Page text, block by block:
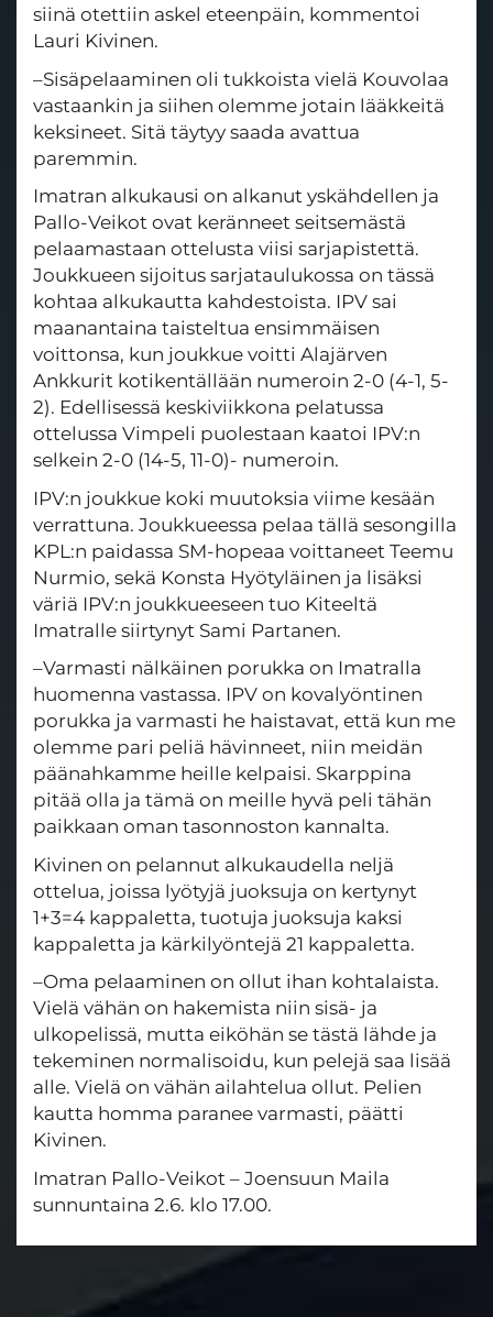
siinä otettiin askel eteenpäin, kommentoi
Lauri Kivinen.
–Sisäpelaaminen oli tukkoista vielä Kouvolaa
vastaankin ja siihen olemme jotain lääkkeitä
keksineet. Sitä täytyy saada avattua
paremmin.
Imatran alkukausi on alkanut yskähdellen ja
Pallo-Veikot ovat keränneet seitsemästä
pelaamastaan ottelusta viisi sarjapistettä.
Joukkueen sijoitus sarjataulukossa on tässä
kohtaa alkukautta kahdestoista. IPV sai
maanantaina taisteltua ensimmäisen
voittonsa, kun joukkue voitti Alajärven
Ankkurit kotikentällään numeroin 2-0 (4-1, 5-
2). Edellisessä keskiviikkona pelatussa
ottelussa Vimpeli puolestaan kaatoi IPV:n
selkein 2-0 (14-5, 11-0)- numeroin.
IPV:n joukkue koki muutoksia viime kesään
verrattuna. Joukkueessa pelaa tällä sesongilla
KPL:n paidassa SM-hopeaa voittaneet Teemu
Nurmio, sekä Konsta Hyötyläinen ja lisäksi
väriä IPV:n joukkueeseen tuo Kiteeltä
Imatralle siirtynyt Sami Partanen.
–Varmasti nälkäinen porukka on Imatralla
huomenna vastassa. IPV on kovalyöntinen
porukka ja varmasti he haistavat, että kun me
olemme pari peliä hävinneet, niin meidän
päänahkamme heille kelpaisi. Skarppina
pitää olla ja tämä on meille hyvä peli tähän
paikkaan oman tasonnoston kannalta.
Kivinen on pelannut alkukaudella neljä
ottelua, joissa lyötyjä juoksuja on kertynyt
1+3=4 kappaletta, tuotuja juoksuja kaksi
kappaletta ja kärkilyöntejä 21 kappaletta.
–Oma pelaaminen on ollut ihan kohtalaista.
Vielä vähän on hakemista niin sisä- ja
ulkopelissä, mutta eiköhän se tästä lähde ja
tekeminen normalisoidu, kun pelejä saa lisää
alle. Vielä on vähän ailahtelua ollut. Pelien
kautta homma paranee varmasti, päätti
Kivinen.
Imatran Pallo-Veikot – Joensuun Maila
sunnuntaina 2.6. klo 17.00.